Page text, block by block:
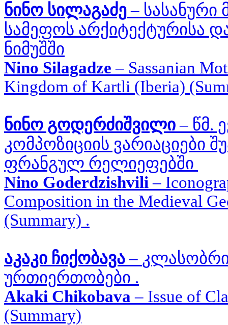
ნინო სილაგაძე– სასანური
სამეფოს არქიტექტურისა
ნიმუშში
Nino Silagadze – Sassanian
Kingdom of Kartli (Iberia)
ნინო გოდერძიშვილი– წმ.
კომპოზიციის ვარიაციები
ფრანგულ რელიეფებში
Nino Goderdzishvili–
Composition in the Medieval
(Summary) .
აკაკი ჩიქობავა–
ურთიერთობები .
Akaki Chikobava – Issue of
(Summary)